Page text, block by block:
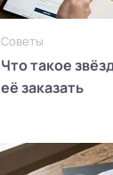
Советы
Что такое
её заказать